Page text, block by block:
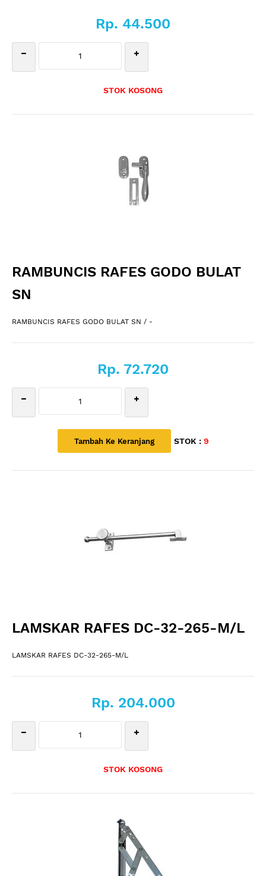
Rp. 44.500
STOK KOSONG
RAMBUNCIS RAFES GODO BULAT
SN
RAMBUNCIS RAFES GODO BULAT SN / -
Rp. 72.720
STOK : 9
LAMSKAR RAFES DC-32-265-M/L
LAMSKAR RAFES DC-32-265-M/L
Rp. 204.000
STOK KOSONG